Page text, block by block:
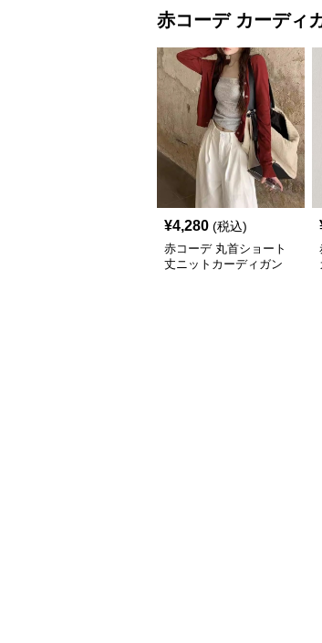
赤コーデ カーディ
¥4,280 (税込)
赤コーデ 丸首ショート
丈ニットカーディガン